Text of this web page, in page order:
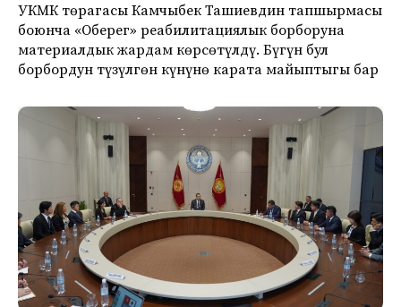
УКМК төрагасы Камчыбек Ташиевдин тапшырмасы
боюнча «Оберег» реабилитациялык борборуна
материалдык жардам көрсөтүлдү. Бүгүн бул
борбордун түзүлгөн күнүнө карата майыптыгы бар